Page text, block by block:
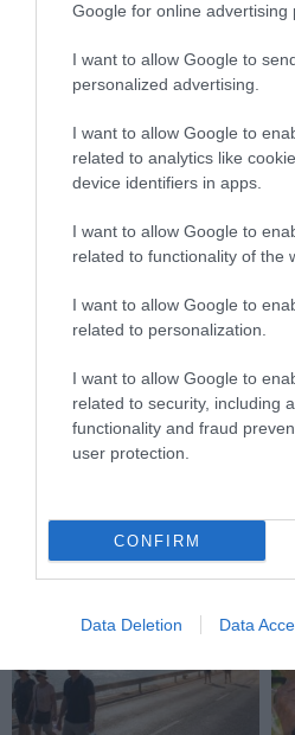
Google for online advertising
I want to allow Google to
personalized advertising.
I want to allow Google to
related to analytics like
device identifiers in apps.
I want to allow Google to
related to functionality of the
I want to allow Google to
related to personalization.
I want to allow Google to
related to security, including
functionality and fraud
user protection.
CONFIRM
Data Deletion Data
SZERETNÉNK ÖNÁLLÓAN
MENNI A PIACRA?
2026. AUGUSZTUS 05.